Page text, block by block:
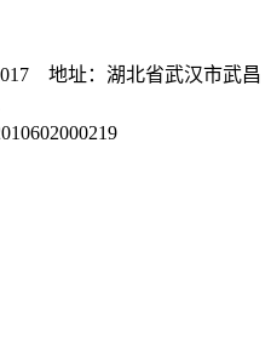
地址：湖北省武汉市武昌